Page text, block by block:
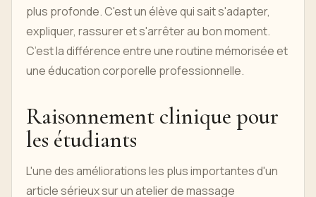
plus profonde. C'est un élève qui sait s'adapter,
expliquer, rassurer et s'arrêter au bon moment.
C’est la différence entre une routine mémorisée et
une éducation corporelle professionnelle.
Raisonnement clinique pour
les étudiants
L'une des améliorations les plus importantes d'un
article sérieux sur un atelier de massage